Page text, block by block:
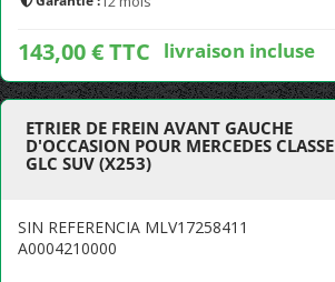
143,00 € TTC livraison incluse
ETRIER DE FREIN AVANT GAUCHE
D'OCCASION POUR MERCEDES CLASSE
GLC SUV (X253)
SIN REFERENCIA MLV17258411
A0004210000